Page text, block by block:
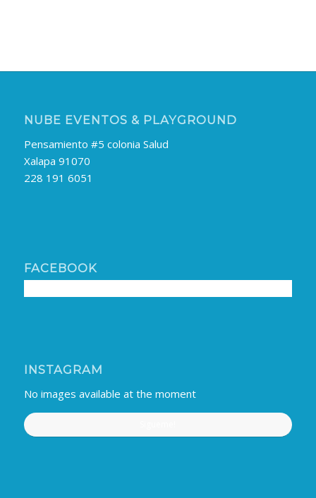
NUBE EVENTOS & PLAYGROUND
Pensamiento #5 colonia Salud
Xalapa 91070
228 191 6051
FACEBOOK
INSTAGRAM
No images available at the moment